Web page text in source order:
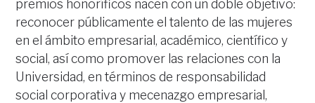
premios honoríficos nacen con un doble objetivo:
reconocer públicamente el talento de las mujeres
en el ámbito empresarial, académico, científico y
social, así como promover las relaciones con la
Universidad, en términos de responsabilidad
social corporativa y mecenazgo empresarial,